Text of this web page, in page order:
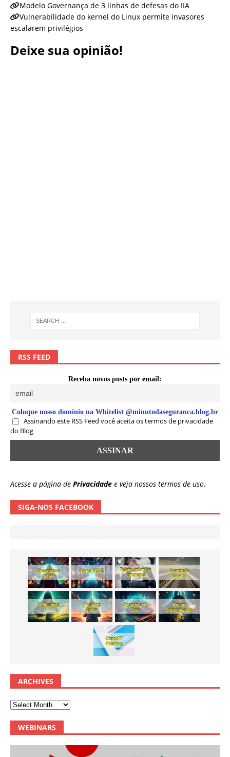
Modelo Governança de 3 linhas de defesas do IIA
Vulnerabilidade do kernel do Linux permite invasores
escalarem privilégios
Deixe sua opinião!
RSS FEED
Receba novos posts por email:
Coloque nosso domínio na Whitelist @minutodaseguranca.blog.br
Assinando este RSS Feed você aceita os termos de privacidade
do Blog
Acesse a página de Privacidade e veja nossos termos de uso.
SIGA-NOS FACEBOOK
ARCHIVES
WEBINARS